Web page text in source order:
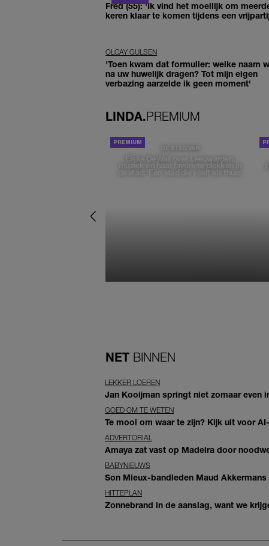
Fred (55): 'Ik vind het moeilijk om
keren klaar te komen tijdens een
OLCAY GULSEN
'Toen kwam dat formulier: welke naam
na uw huwelijk dragen? Tot mijn eigen
verbazing aarzelde ik geen moment'
LINDA.PREMIUM
DE STAD VAN
Elske DeWall over Leeuwarden,
muziek en haar favoriete plekken in
de stad: 'Een stad die voelt als thuis'
NET BINNEN
LEKKER LOEREN
Jan Kooijman springt niet zomaar even
GOED OM TE WETEN
Te mooi om waar te zijn? Kijk uit voor
ADVERTORIAL
Amaya zat vast op Madeira door
BABYNIEUWS
Son Mieux-bandleden Maud
HITTEPLAN
Zonnebrand in de aanslag, want we